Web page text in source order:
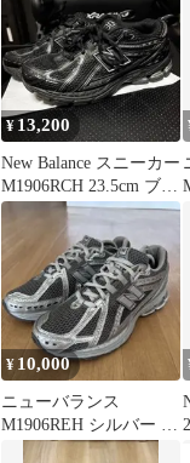
¥ 13,200
New Balance スニーカー
M1906RCH 23.5cm ブラ
ック
¥ 10,000
ニューバランス
M1906REH シルバー グ
レー 27.5cm